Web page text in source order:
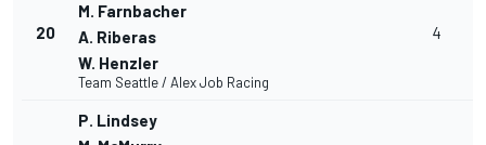
20
M. Farnbacher
A. Riberas
W. Henzler
Team Seattle / Alex Job Racing
4
P. Lindsey